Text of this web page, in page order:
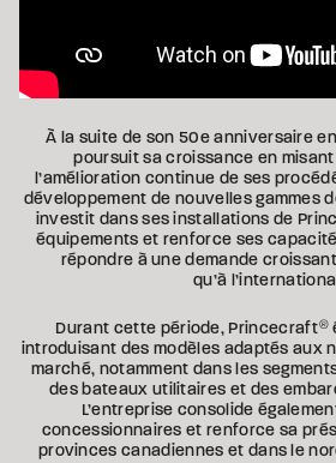
À la suite de son 50e anniversaire
poursuit sa croissance en
l’amélioration continue de ses
développement de nouvelles gammes
investit dans ses installations de
équipements et renforce ses
répondre à une demande
qu’à
Durant cette période, Princecraft®
introduisant des modèles adaptés aux
marché, notamment dans les
des bateaux utilitaires et des
L’entreprise consolide
concessionnaires et renforce sa
provinces canadiennes et dans le